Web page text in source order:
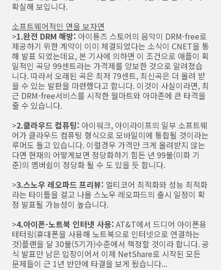
확실해 보입니다.
소프트웨어적인 면을 보자면
>1.완전 DRM 해방: 아이튠즈 스토어의 음악이 DRM-free로
제공하기 위한 계약이 이미 체결되었다는 소식이 CNET을 통
해 발표 되었는데요, 본 기사에 의하면 이 조건으로 애플이 획
일적인 곡당 99센트라는 가격제를 양보한 것으로 알려졌습
니다. 따라서 오래된 곡은 최저 79센트, 최신곡은 더 올려 받
을 수 있는 발판을 마련했다고 합니다. 이것이 사실이라면, 최
근 DRM-free서비스를 시작한 월마트와 아마존에 큰 타격을
줄 수 있습니다.
>2.클라우드 컴퓨팅: 아이워크, 아이라이프의 일부 소프트웨
어가 클라우드 컴퓨팅 형식으로 모바일미에 통합될 것이라는
루머도 돌고 있습니다. 이럴경우 가격만 크게 올려받지 않는
다면 현재의 어떻게보면 정당화하기 힘든 년 99불(미화 기
준)의 멤버쉽이 정당화 될 수 도 있을 듯 합니다.
>3.스노우 레오파드 프리뷰: 멀티코어 최적화와 성능 최적화
라는 타이틀을 걸고 나올 스노우 레오파드의 출시 일정이 확
정 발표될 가능성이 높습니다.
>4.아이폰-노트북 인터넷 사용: AT&T에서 드디어 아이폰용
테터링(휴대폰을 사용해 노트북으로 인터넷으로 연결하는
것)플랜을 달 30불(5기가)수준에서 책정할 것이라 합니다. 공
식 발표만 남은 입장이어서 이제 NetShare로 시작된 모든
문제들이 근 1년 반만에 타결을 보게 됬습니다...